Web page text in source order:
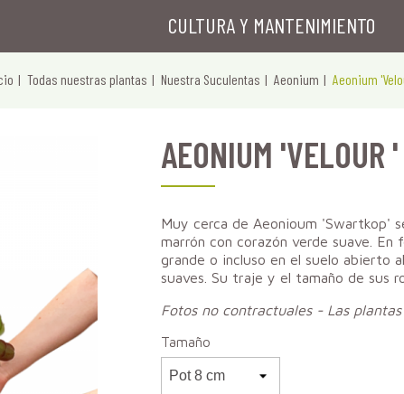
CULTURA Y MANTENIMIENTO
Todas nuestras plantas Nuestra Suculentas Aeonium Aeonium
AEONIUM 'VELOUR '
Muy cerca de Aeonioum 'Swartkop'
marrón con corazón verde suave.
grande o incluso en el suelo abierto
suaves. Su traje y el tamaño de sus
Fotos no contractuales - Las
Tamaño